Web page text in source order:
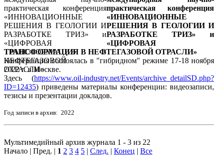
практическая конференция
«ИННОВАЦИОННЫЕ
РЕШЕНИЯ В ГЕОЛОГИИ И
РАЗРАБОТКЕ ТРИЗ» и
«ЦИФРОВАЯ
ТРАНСФОРМАЦИЯ В НЕФТЕГАЗОВОЙ ОТРАСЛИ»
Конференция состоялась в "гибридном" режиме 17-18 ноября
2022 г. в Москве.
Здесь (https://www.oil-industry.net/Events/archive_detailSD.php?
ID=12435) приведены материалы конференции: видеозаписи,
тезисы и презентации докладов.
Год записи в архив: 2022
Мультимедийный архив журнала 1 - 3 из 22
Начало | Пред. | 1 2 3 4 5 | След. | Конец | Все